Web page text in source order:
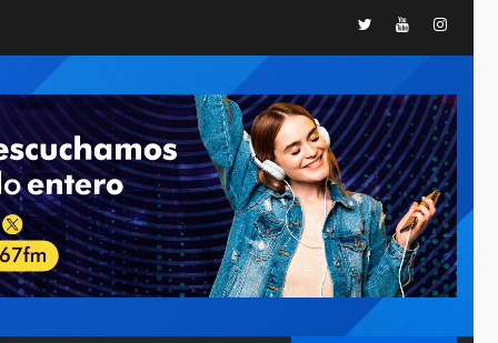
TwitterYoutube
7
GUERRA EN EL MUNDO
Ucrania y Rusia
intensifican
ofensivas de largo
alcance
NACIONALES
TITULARES
ÚLTIMA HORA
Instalan carpas
metálicas como
terminales
Aeropuerto de